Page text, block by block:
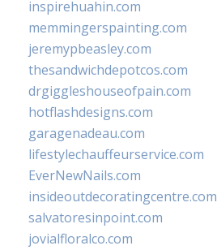
inspirehuahin.com
memmingerspainting.com
jeremypbeasley.com
thesandwichdepotcos.com
drgiggleshouseofpain.com
hotflashdesigns.com
garagenadeau.com
lifestylechauffeurservice.com
EverNewNails.com
insideoutdecoratingcentre.com
salvatoresinpoint.com
jovialfloralco.com